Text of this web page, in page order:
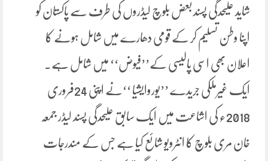
شاید علیحدگی پسند بعض بلوچ لیڈروں کی طرف سے پاکستان کو
اپنا وطن تسلیم کر کے قومی دھارے میں شامل ہونے کا
اعلان بھی اسی پالیسی کے’’فیوض‘‘ میں شامل ہے۔
ایک غیرملکی جریدے ’’یوروایشیا ‘‘نے اپنی 24فروری
2018ء کی اشاعت میں ایک سابق علیحدگی پسند لیڈر جمعہ
خان مری بلوچ کا انٹرویو شائع کیا ہے جس کے مندرجات